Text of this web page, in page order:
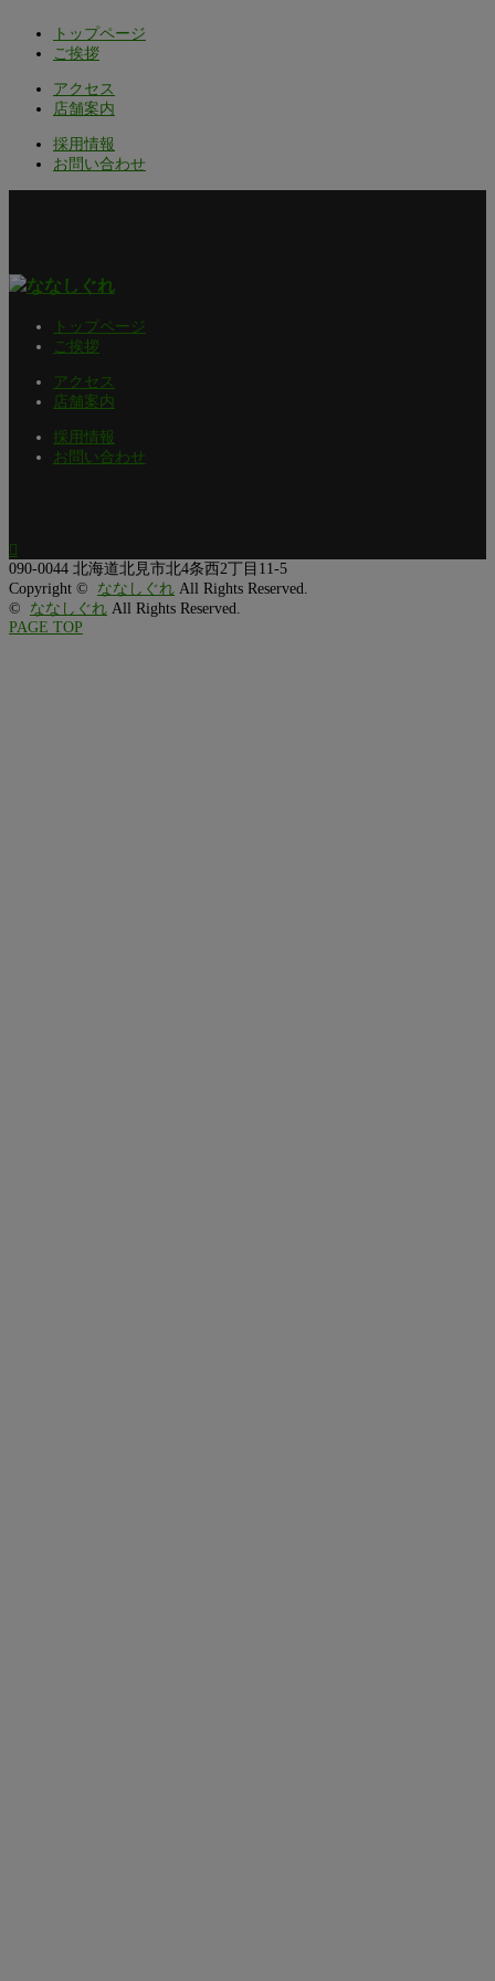
トップページ
ご挨拶
アクセス
店舗案内
採用情報
お問い合わせ
トップページ
ご挨拶
アクセス
店舗案内
採用情報
お問い合わせ

090-0044 北海道北見市北4条西2丁目11-5
Copyright © ななしぐれ All Rights Reserved.
© ななしぐれ All Rights Reserved.
PAGE TOP